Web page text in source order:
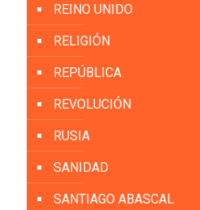
REINO UNIDO
RELIGIÓN
REPÚBLICA
REVOLUCIÓN
RUSIA
SANIDAD
SANTIAGO ABASCAL